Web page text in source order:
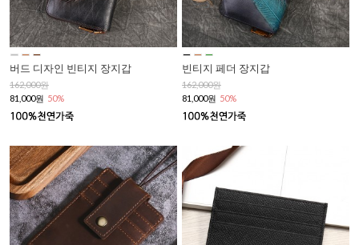
버드 디자인 빈티지 장지갑
162,000원
81,000원 50%
빈티지 페더 장지갑
162,000원
81,000원 50%